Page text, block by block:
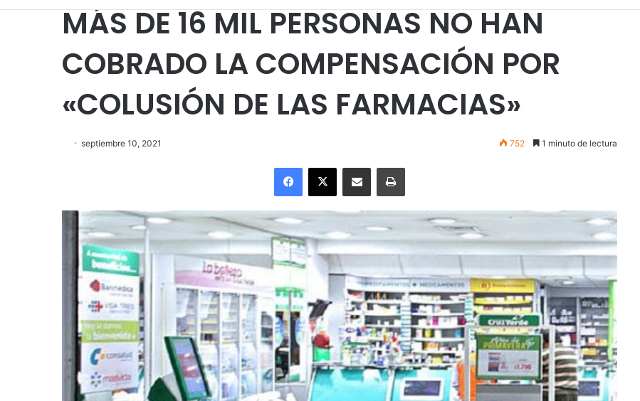
MÁS DE 16 MIL PERSONAS NO HAN
COBRADO LA COMPENSACIÓN POR
«COLUSIÓN DE LAS FARMACIAS»
septiembre 10, 2021 752 1 minuto de lectura
Facebook
X Enviar vía email Imprimir